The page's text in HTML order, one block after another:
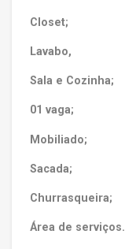
Closet;
Lavabo,
Sala e Cozinha;
01 vaga;
Mobiliado;
Sacada;
Churrasqueira;
Área de serviços.